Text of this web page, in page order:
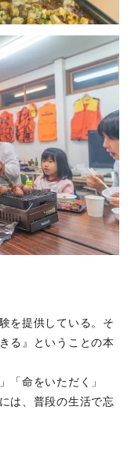
を提供している。そ
る』ということの本
「命をいただく」
は、普段の生活で忘